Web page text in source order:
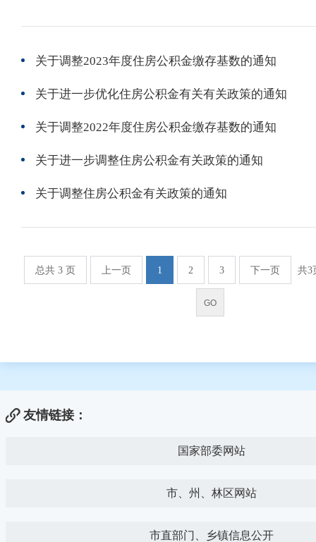
关于调整2023年度住房公积金缴存基数的通知
关于进一步优化住房公积金有关有关政策的通知
关于调整2022年度住房公积金缴存基数的通知
关于进一步调整住房公积金有关政策的通知
关于调整住房公积金有关政策的通知
总共 3 页 上一页 1 2 3 下一页 共3
友情链接：
国家部委网站
市、州、林区网站
市直部门、乡镇信息公开